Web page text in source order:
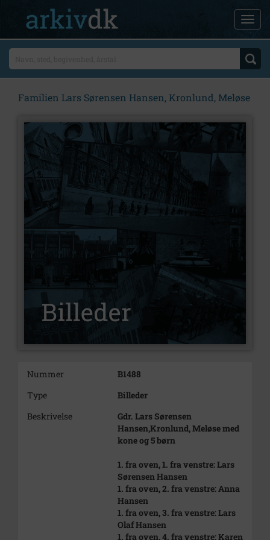
Familien Lars Sørensen Hansen, Kronlund, Meløse
Nummer
B1488
Type
Billeder
Beskrivelse
Gdr. Lars Sørensen
Hansen,Kronlund, Meløse med
kone og 5 børn
1. fra oven, 1. fra venstre: Lars
Sørensen Hansen
1. fra oven, 2. fra venstre: Anna
Hansen
1. fra oven, 3. fra venstre: Lars
Olaf Hansen
1. fra oven, 4. fra venstre: Karen